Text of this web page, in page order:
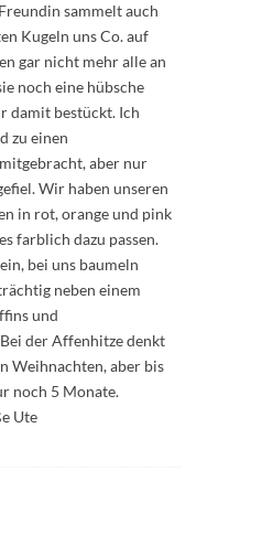
sammelt auch
Kugeln uns Co. auf
gar nicht mehr alle an
noch eine hübsche
damit bestückt. Ich
zu einen
aber nur
Wir haben unseren
in rot, orange und pink
farblich dazu passen.
bei uns baumeln
neben einem
und
der Affenhitze denkt
Weihnachten, aber bis
noch 5 Monate.
Ute